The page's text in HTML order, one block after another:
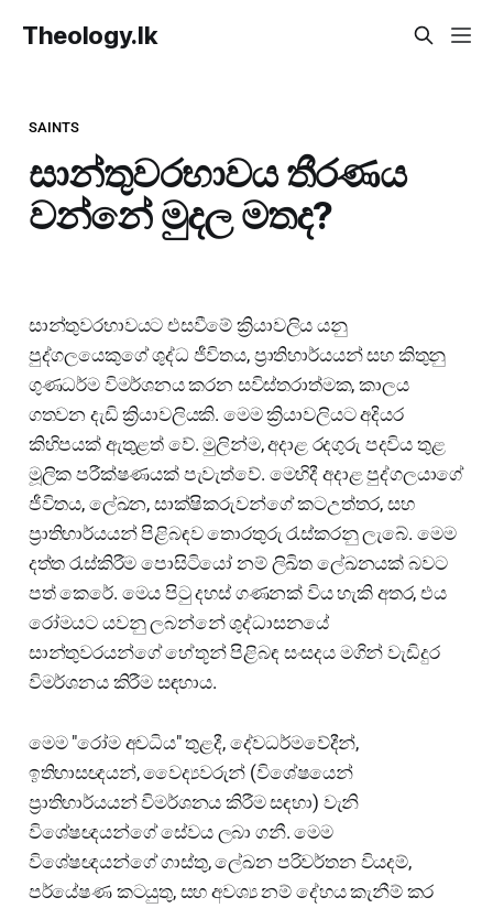
Theology.lk
SAINTS
සාන්තුවරභාවය තීරණය
වන්නේ මුදල මතද?
සාන්තුවරභාවයට එසවීමේ ක්‍රියාවලිය යනු
පුද්ගලයෙකුගේ ශුද්ධ ජීවිතය, ප්‍රාතිහාර්යයන් සහ කිතුනු
ගුණධර්ම විමර්ශනය කරන සවිස්තරාත්මක, කාලය
ගතවන දැඩි ක්‍රියාවලියකි. මෙම ක්‍රියාවලියට අදියර
කිහිපයක් ඇතුළත් වේ. මුලින්ම, අදාළ රදගුරු පදවිය තුළ
මූලික පරීක්ෂණයක් පැවැත්වේ. මෙහිදී අදාළ පුද්ගලයාගේ
ජීවිතය, ලේඛන, සාක්ෂිකරුවන්ගේ කටඋත්තර, සහ
ප්‍රාතිහාර්යයන් පිළිබඳව තොරතුරු රැස්කරනු ලැබේ. මෙම
දත්ත රැස්කිරීම පොසිටියෝ නම් ලිඛිත ලේඛනයක් බවට
පත් කෙරේ. මෙය පිටු දහස් ගණනක් විය හැකි අතර, එය
රෝමයට යවනු ලබන්නේ ශුද්ධාසනයේ
සාන්තුවරයන්ගේ හේතූන් පිළිබඳ සංසදය මගින් වැඩිදුර
විමර්ශනය කිරීම සඳහාය.
මෙම "රෝම අවධිය" තුළදී, දේවධර්මවේදීන්,
ඉතිහාසඥයන්, වෛද්‍යවරුන් (විශේෂයෙන්
ප්‍රාතිහාර්යයන් විමර්ශනය කිරීම සඳහා) වැනි
විශේෂඥයන්ගේ සේවය ලබා ගනී. මෙම
විශේෂඥයන්ගේ ගාස්තු, ලේඛන පරිවර්තන වියදම්,
පර්යේෂණ කටයුතු, සහ අවශ්‍ය නම් දේහය කැනීම් කර